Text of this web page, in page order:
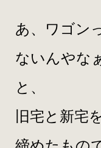
あ、ワゴン
ないんやな
と、
旧宅と新宅